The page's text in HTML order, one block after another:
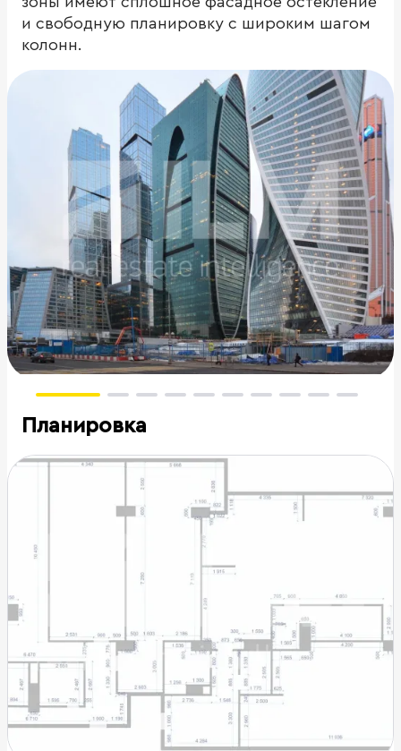
и свободную планировку с широким шагом
колонн.
Планировка